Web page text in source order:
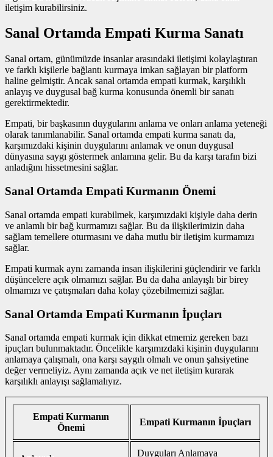
iletişim kurabilirsiniz.
Sanal Ortamda Empati Kurma Sanatı
Sanal ortam, günümüzde insanlar arasındaki iletişimi kolaylaştıran
ve farklı kişilerle bağlantı kurmaya imkan sağlayan bir platform
haline gelmiştir. Ancak sanal ortamda empati kurmak, karşılıklı
anlayış ve duygusal bağ kurma konusunda önemli bir sanatı
gerektirmektedir.
Empati, bir başkasının duygularını anlama ve onları anlama yeteneği
olarak tanımlanabilir. Sanal ortamda empati kurma sanatı da,
karşımızdaki kişinin duygularını anlamak ve onun duygusal
dünyasına saygı göstermek anlamına gelir. Bu da karşı tarafın bizi
anladığını hissetmesini sağlar.
Sanal Ortamda Empati Kurmanın Önemi
Sanal ortamda empati kurabilmek, karşımızdaki kişiyle daha derin
ve anlamlı bir bağ kurmamızı sağlar. Bu da ilişkilerimizin daha
sağlam temellere oturmasını ve daha mutlu bir iletişim kurmamızı
sağlar.
Empati kurmak aynı zamanda insan ilişkilerini güçlendirir ve farklı
düşüncelere açık olmamızı sağlar. Bu da daha anlayışlı bir birey
olmamızı ve çatışmaları daha kolay çözebilmemizi sağlar.
Sanal Ortamda Empati Kurmanın İpuçları
Sanal ortamda empati kurmak için dikkat etmemiz gereken bazı
ipuçları bulunmaktadır. Öncelikle karşımızdaki kişinin duygularını
anlamaya çalışmalı, ona karşı saygılı olmalı ve onun şahsiyetine
değer vermeliyiz. Aynı zamanda açık ve net iletişim kurarak
karşılıklı anlayışı sağlamalıyız.
Empati Kurmanın
Önemi
Empati Kurmanın İpuçları
Duyguları Anlamaya